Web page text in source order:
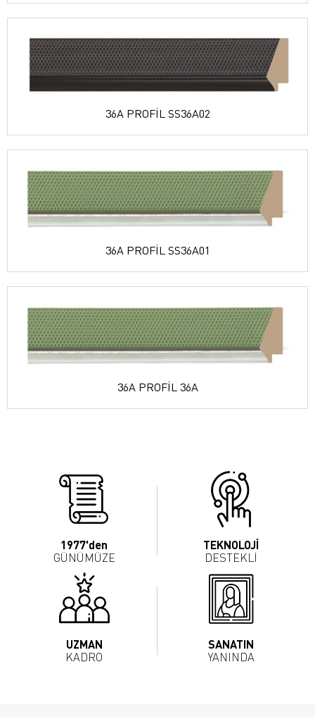
36A PROFİL SS36A02
36A PROFİL SS36A01
36A PROFİL 36A
1977'den
GÜNÜMÜZE
TEKNOLOJİ
DESTEKLİ
UZMAN
KADRO
SANATIN
YANINDA